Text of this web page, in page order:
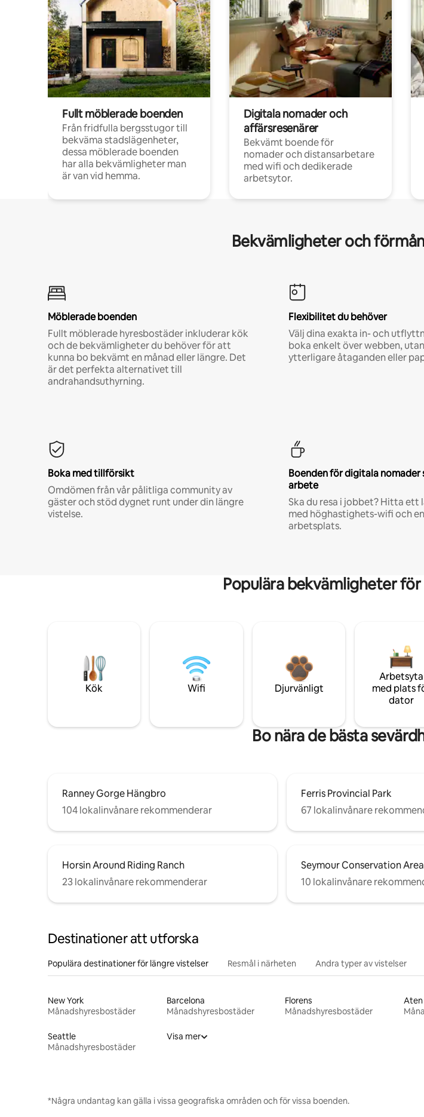
Fullt möblerade boenden
Från fridfulla bergsstugor till
bekväma stadslägenheter,
dessa möblerade boenden
har alla bekvämligheter man
är van vid hemma.
Digitala nomader och
affärsresenärer
Bekvämt boende för
nomader och distansarbetare
med wifi och dedikerade
arbetsytor.
Bekvämligheter och
Möblerade boenden
Fullt möblerade hyresbostäder inkluderar kök
och de bekvämligheter du behöver för att
kunna bo bekvämt en månad eller längre. Det
är det perfekta alternativet till
andrahandsuthyrning.
Flexibilitet du behöver
Välj dina exakta in- och
boka enkelt över webben,
ytterligare åtaganden eller
Boka med tillförsikt
Omdömen från vår pålitliga community av
gäster och stöd dygnet runt under din längre
vistelse.
Boenden för digitala nomader
arbete
Ska du resa i jobbet? Hitta ett
med höghastighets-wifi och
arbetsplats.
Populära bekvämligheter
Kök Wifi Djurvänligt
Arbetsyta
med plats
dator
Bo nära de bästa
Ranney Gorge Hängbro
104 lokalinvånare rekommenderar
Ferris Provincial Park
67 lokalinvånare
Horsin Around Riding Ranch
23 lokalinvånare rekommenderar
Seymour Conservation Area
10 lokalinvånare
Destinationer att utforska
Populära destinationer för längre vistelser Resmål i närheten Andra typer av vistelser
New York
Månadshyresbostäder
Barcelona
Månadshyresbostäder
Florens
Månadshyresbostäder
Aten
Seattle
Månadshyresbostäder
Visa mer
*Några undantag kan gälla i vissa geografiska områden och för vissa boenden.